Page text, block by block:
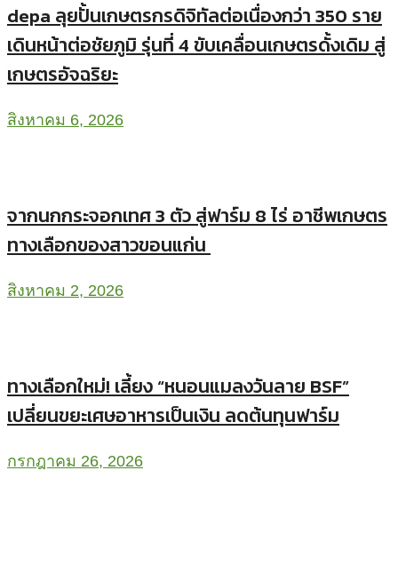
depa ลุยปั้นเกษตรกรดิจิทัลต่อเนื่องกว่า 350 ราย
เดินหน้าต่อชัยภูมิ รุ่นที่ 4 ขับเคลื่อนเกษตรดั้งเดิม สู่
เกษตรอัจฉริยะ
สิงหาคม 6, 2026
จากนกกระจอกเทศ 3 ตัว สู่ฟาร์ม 8 ไร่ อาชีพเกษตร
ทางเลือกของสาวขอนแก่น
สิงหาคม 2, 2026
ทางเลือกใหม่! เลี้ยง “หนอนแมลงวันลาย BSF”
เปลี่ยนขยะเศษอาหารเป็นเงิน ลดต้นทุนฟาร์ม
กรกฎาคม 26, 2026